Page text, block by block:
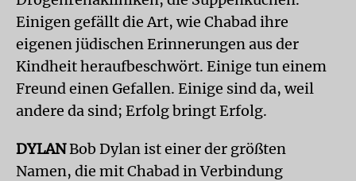
Einigen gefällt die Art, wie Chabad ihre
eigenen jüdischen Erinnerungen aus der
Kindheit heraufbeschwört. Einige tun einem
Freund einen Gefallen. Einige sind da, weil
andere da sind; Erfolg bringt Erfolg.
DYLANBob Dylan ist einer der größten
Namen, die mit Chabad in Verbindung